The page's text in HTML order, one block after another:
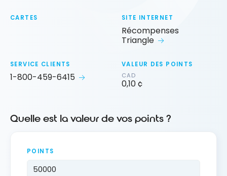
CARTES SITE INTERNET
Récompenses
Triangle
SERVICE CLIENTS
1-800-459-6415
VALEUR DES POINTS
CAD
0,10 ¢
Quelle est la valeur de vos points ?
POINTS